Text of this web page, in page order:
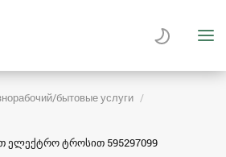
бытовые услуги
ელექტრო ტროსით 595297099